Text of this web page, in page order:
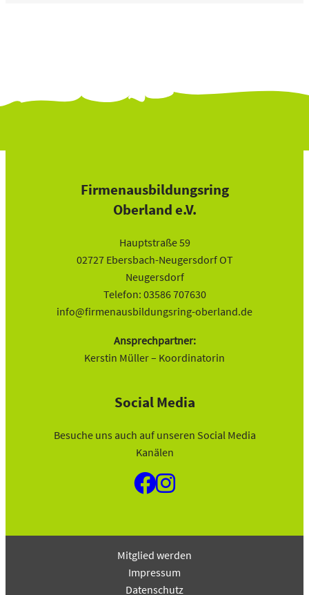
Firmenausbildungsring
Oberland e.V.
Hauptstraße 59
02727 Ebersbach-Neugersdorf OT
Neugersdorf
Telefon: 03586 707630
info@firmenausbildungsring-oberland.de
Ansprechpartner:
Kerstin Müller – Koordinatorin
Social Media
Besuche uns auch auf unseren Social Media
Kanälen
Mitglied werden
Impressum
Datenschutz